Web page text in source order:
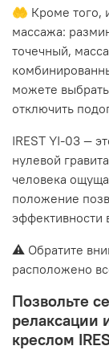
🤲 Кроме того,
массажа:
точечный,
можете
отключить
IREST YI-03 —
нулевой
человека
положение
эффективности
⚠️ Обратите
расположено
Позвольте
релаксации
креслом